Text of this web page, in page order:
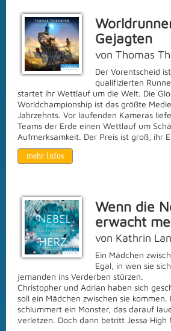
Gejagten
von Thomas
Der Vorentscheid
qualifizierten
startet ihr Wettlauf um die Welt. Die
Worldchampionship ist das größte
Jahrzehnts. Vor laufenden Kameras
Teams der Erde einen Wettlauf um
Aufmerksamkeit. Der Preis ist groß, ihr
mehr Infos
Wenn die
erwacht
von Kathrin
Ein Mädchen
Egal, in wen sie
jemanden ins Verderben stürzen.
Christopher und Adrian haben sich
soll ein Mädchen zwischen sie kommen.
schlummert ein Monster, das darauf
verletzen. Doch dann betritt Jessa High